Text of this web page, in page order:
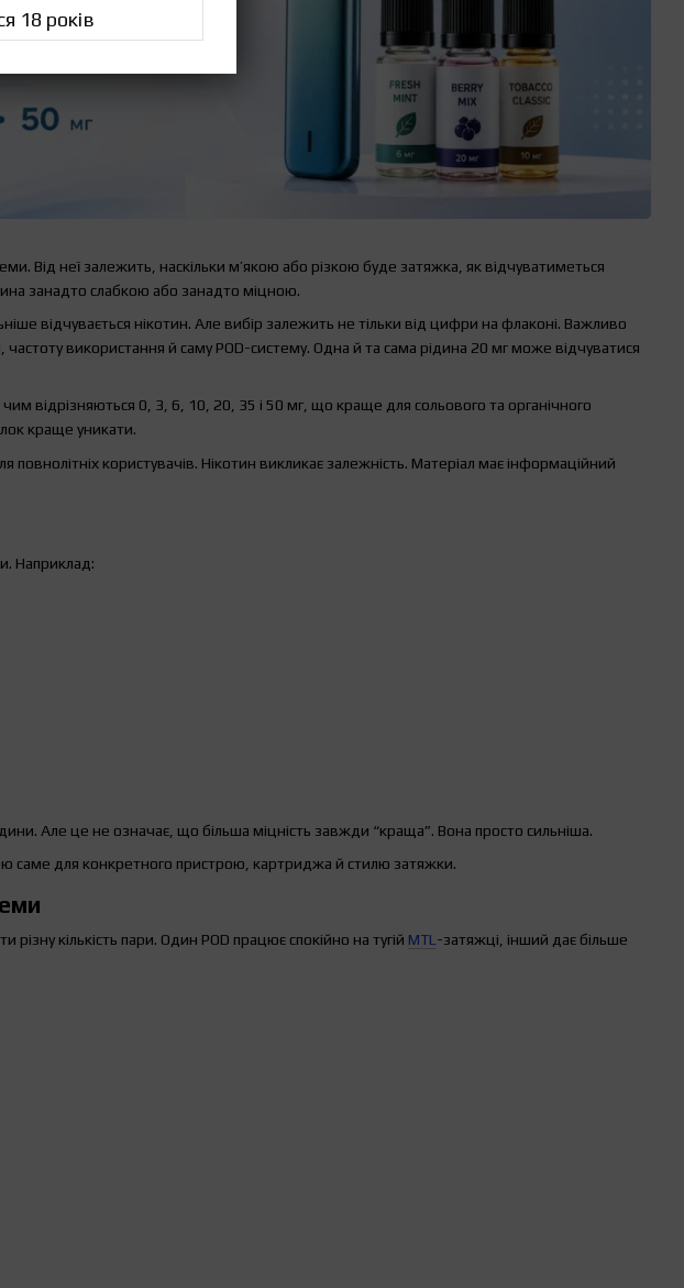
Від неї залежить, наскільки м’якою або різкою буде затяжка, як відчуватиметься
занадто слабкою або занадто міцною.
відчувається нікотин. Але вибір залежить не тільки від цифри на флаконі. Важливо
частоту використання й саму POD-систему. Одна й та сама рідина 20 мг може відчуватися
відрізняються 0, 3, 6, 10, 20, 35 і 50 мг, що краще для сольового та органічного
краще уникати.
повнолітніх користувачів. Нікотин викликає залежність. Матеріал має інформаційний
Наприклад:
Але це не означає, що більша міцність завжди “краща”. Вона просто сильніша.
саме для конкретного пристрою, картриджа й стилю затяжки.
кількість пари. Один POD працює спокійно на тугій MTL-затяжці, інший дає більше
18 років